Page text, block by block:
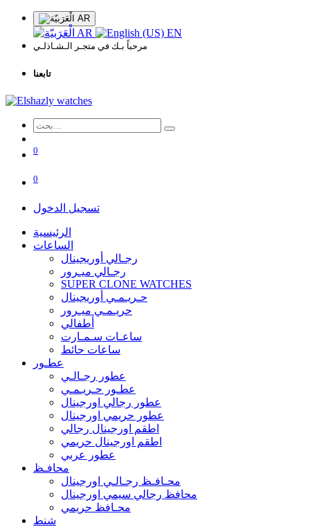
AR
AR EN
مرحباً بـك في متجـر الـشـاذلـي
تابعنا
0
0
تسجيل الدخول
الرئيسية
الساعات
رجـالي أوريجينال
رجـالي ميـرور
SUPER CLONE WATCHES
حـريـمـي أوريجينال
حريـمـي ميـرور
أطفالي
ساعـات سـمـارت
ساعات حائط
عطـور
عطور رجـالـي
عطـور حـريـمـي
عطور رجالي اورجينال
عطور حريمي اورجينال
اطقم اورجينال رجالي
اطقم اورجينال حريمي
عطور عربي
محافـظ
محـافـظ رجـالـي اورجينال
محافظ رجالي سيمي اورجينال
محـافظ حريمي
شنط